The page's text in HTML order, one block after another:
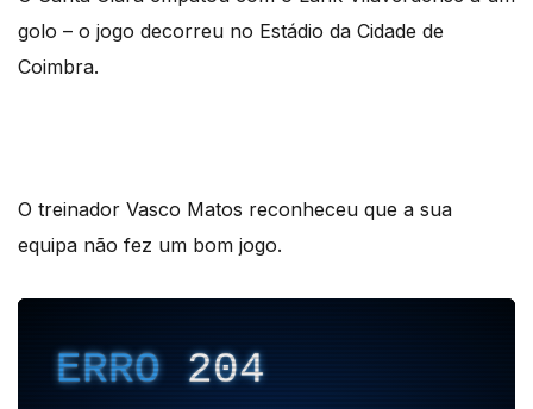
golo – o jogo decorreu no Estádio da Cidade de
Coimbra.
O treinador Vasco Matos reconheceu que a sua
equipa não fez um bom jogo.